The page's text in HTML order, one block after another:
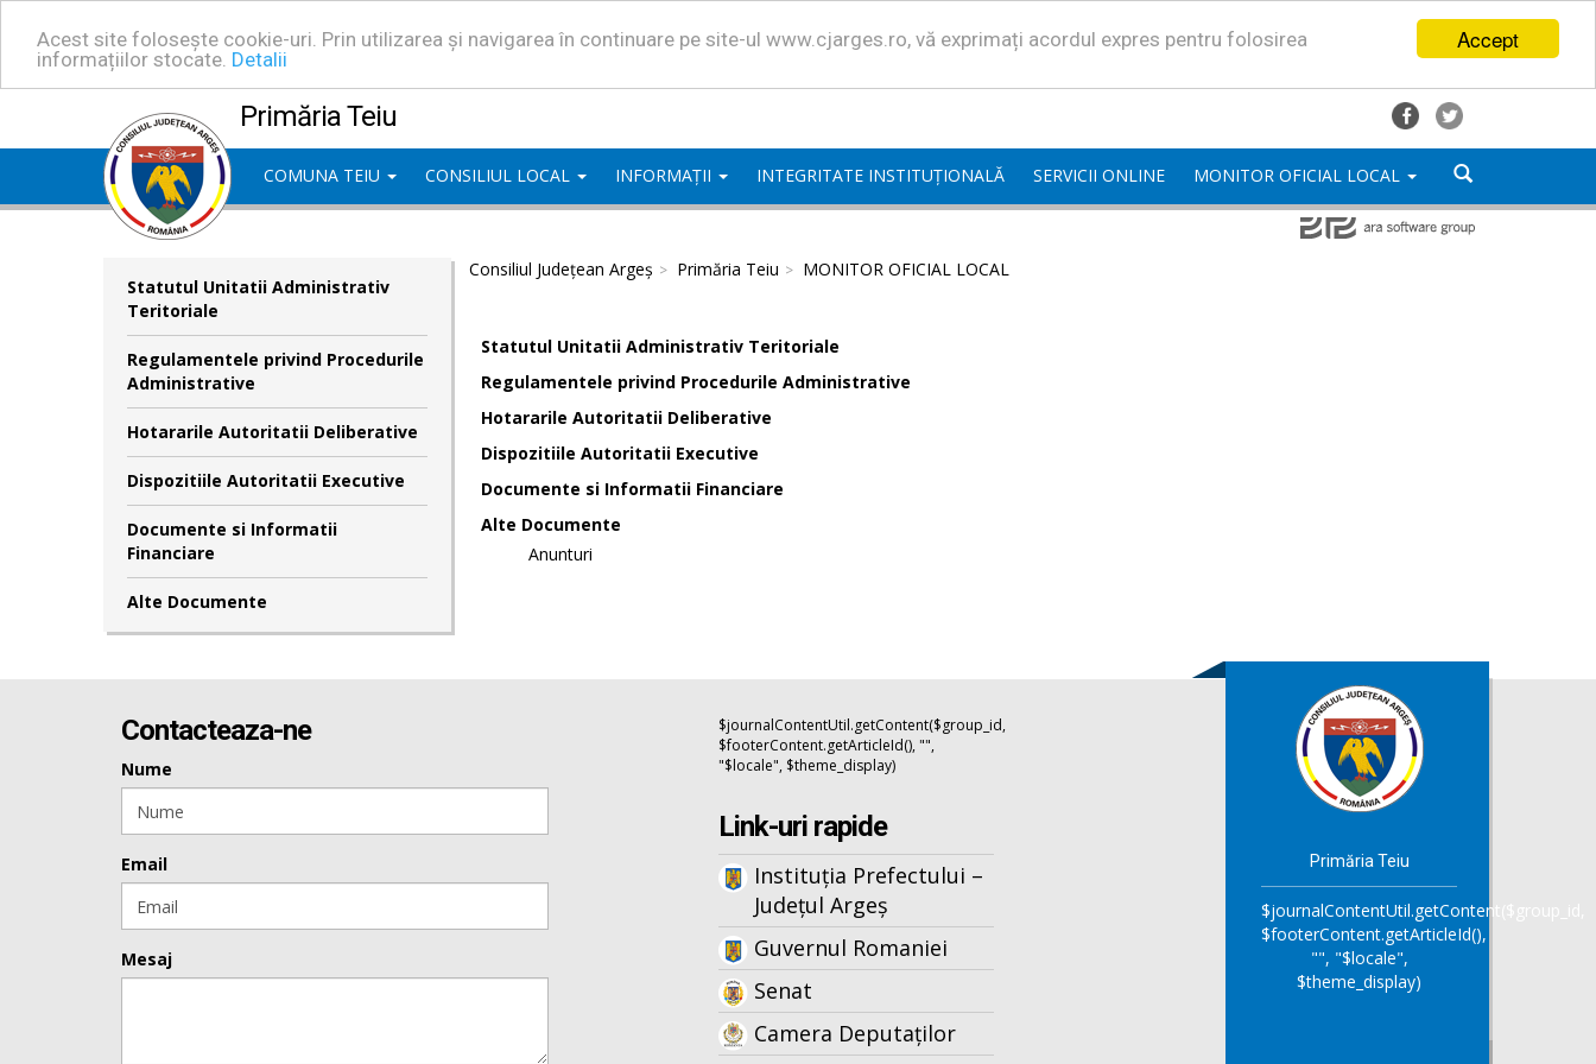
Accept
Acest site folosește cookie-uri. Prin utilizarea și navigarea în continuare pe site-ul www.cjarges.ro, vă exprimați acordul expres pentru folosirea
informațiilor stocate. Detalii
Primăria Teiu
COMUNA TEIU CONSILIUL LOCAL INFORMAȚII INTEGRITATE INSTITUȚIONALĂ SERVICII ONLINE MONITOR OFICIAL LOCAL
Statutul Unitatii Administrativ
Teritoriale
Regulamentele privind Procedurile
Administrative
Hotararile Autoritatii Deliberative
Dispozitiile Autoritatii Executive
Documente si Informatii
Financiare
Alte Documente
Consiliul Județean Argeș Primăria Teiu MONITOR OFICIAL LOCAL
Statutul Unitatii Administrativ Teritoriale
Regulamentele privind Procedurile Administrative
Hotararile Autoritatii Deliberative
Dispozitiile Autoritatii Executive
Documente si Informatii Financiare
Alte Documente
Anunturi
Contacteaza-ne
Nume
Email
Mesaj
$journalContentUtil.getContent($group_id,
$footerContent.getArticleId(), "",
"$locale", $theme_display)
Link-uri rapide
Instituția Prefectului –
Județul Argeș
Guvernul Romaniei
Senat
Camera Deputaților
Primăria Teiu
$journalContentUtil.getContent($group_id,
$footerContent.getArticleId(),
"", "$locale",
$theme_display)